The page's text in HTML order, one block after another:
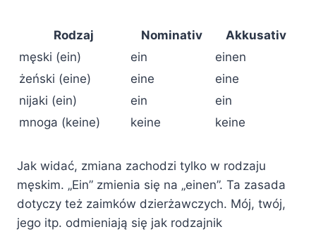
Rodzaj Nominativ
Akkusativ
męski (ein)
ein
einen
żeński (eine)
eine
eine
nijaki (ein)
ein
ein
mnoga (keine)
keine keine
Jak widać, zmiana zachodzi tylko w rodzaju
męskim. „Ein” zmienia się na „einen”. Ta zasada
dotyczy też zaimków dzierżawczych. Mój, twój,
jego itp. odmieniają się jak rodzajnik